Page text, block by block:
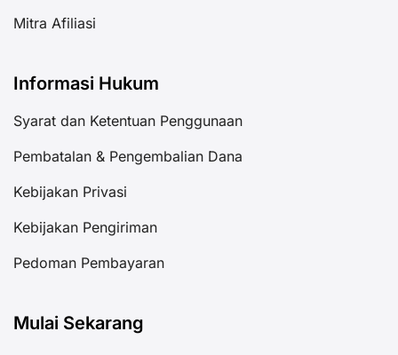
Mitra Afiliasi
Informasi Hukum
Syarat dan Ketentuan Penggunaan
Pembatalan & Pengembalian Dana
Kebijakan Privasi
Kebijakan Pengiriman
Pedoman Pembayaran
Mulai Sekarang